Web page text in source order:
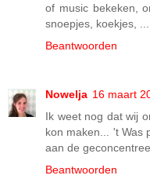
of music bekeken,
snoepjes, koekjes,
Beantwoorden
Nowelja 16 maart
Ik weet nog dat wij
kon maken... 't Was
aan de
Beantwoorden